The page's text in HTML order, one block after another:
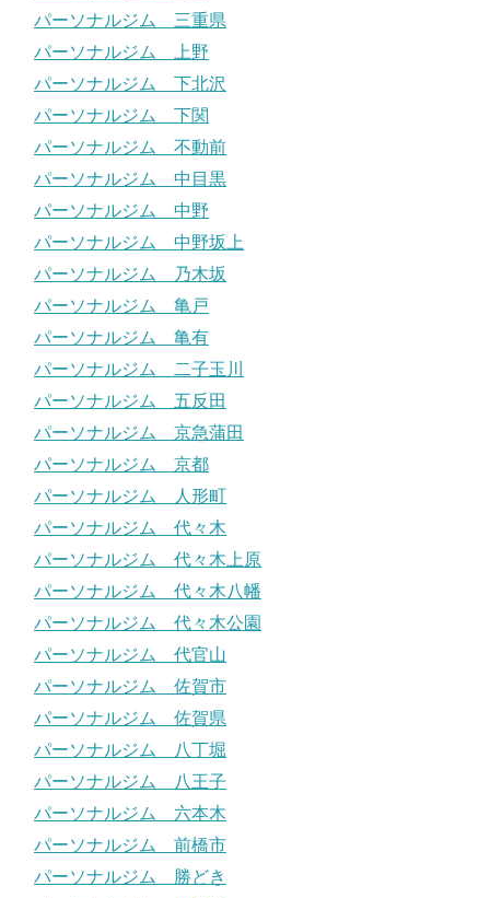
パーソナルジム 三重県
パーソナルジム 上野
パーソナルジム 下北沢
パーソナルジム 下関
パーソナルジム 不動前
パーソナルジム 中目黒
パーソナルジム 中野
パーソナルジム 中野坂上
パーソナルジム 乃木坂
パーソナルジム 亀戸
パーソナルジム 亀有
パーソナルジム 二子玉川
パーソナルジム 五反田
パーソナルジム 京急蒲田
パーソナルジム 京都
パーソナルジム 人形町
パーソナルジム 代々木
パーソナルジム 代々木上原
パーソナルジム 代々木八幡
パーソナルジム 代々木公園
パーソナルジム 代官山
パーソナルジム 佐賀市
パーソナルジム 佐賀県
パーソナルジム 八丁堀
パーソナルジム 八王子
パーソナルジム 六本木
パーソナルジム 前橋市
パーソナルジム 勝どき